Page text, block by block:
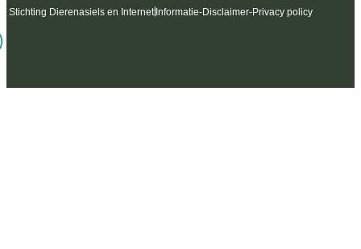
Stichting Dierenasiels en Internet Informatie-Disclaimer-Privacy policy